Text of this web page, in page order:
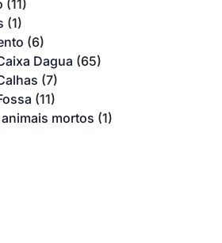
(11)
(1)
(6)
Dagua (65)
(7)
(11)
mortos (1)